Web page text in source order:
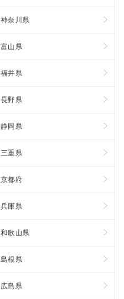
神奈川県
富山県
福井県
長野県
静岡県
三重県
京都府
兵庫県
和歌山県
島根県
広島県